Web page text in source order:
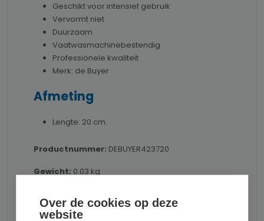
Geschikt voor intensief gebruik
Vervormt niet
Duurzaam
Vaatwasmachinebestendig
Professionele kwaliteit
Merk: de Buyer
Afmeting
Lengte: 20 cm.
Productnummer: DEBUYER423720
Gewicht: 0.03 kg
Over de cookies op deze
website